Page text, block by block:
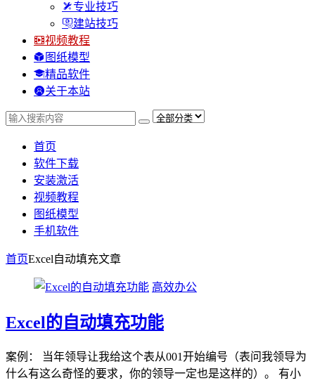
专业技巧
建站技巧
视频教程
图纸模型
精品软件
关于本站
首页
软件下载
安装激活
视频教程
图纸模型
手机软件
首页Excel自动填充文章
高效办公
Excel的自动填充功能
案例： 当年领导让我给这个表从001开始编号（表问我领导为
什么有这么奇怪的要求，你的领导一定也是这样的）。 有小